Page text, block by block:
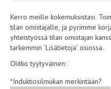
Kerro meille kokemuksistasi.
tilan omistajalle, ja pyrimme korjaamaan
yhteistyössä tilan omistajan
tarkemmin 'Lisätietoja' osiossa.
Olitko tyytyväinen:
*Induktiosilmukan merkintään?